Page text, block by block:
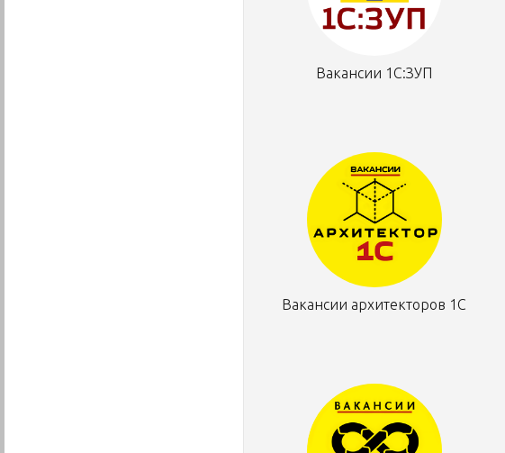
Вакансии 1С:ЗУП
Вакансии архитекторов 1С